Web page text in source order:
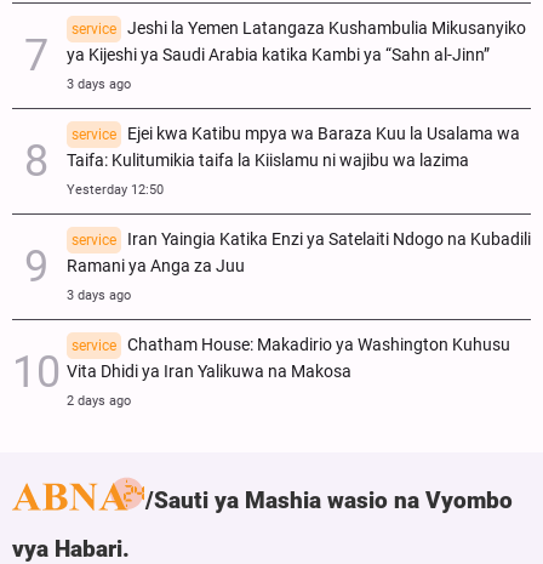
service
Jeshi la Yemen Latangaza Kushambulia Mikusanyiko
ya Kijeshi ya Saudi Arabia katika Kambi ya “Sahn al-Jinn”
3 days ago
service
Ejei kwa Katibu mpya wa Baraza Kuu la Usalama wa
Taifa: Kulitumikia taifa la Kiislamu ni wajibu wa lazima
Yesterday 12:50
service
Iran Yaingia Katika Enzi ya Satelaiti Ndogo na Kubadili
Ramani ya Anga za Juu
3 days ago
service
Chatham House: Makadirio ya Washington Kuhusu
Vita Dhidi ya Iran Yalikuwa na Makosa
2 days ago
Sauti ya Mashia wasio na Vyombo
vya Habari.